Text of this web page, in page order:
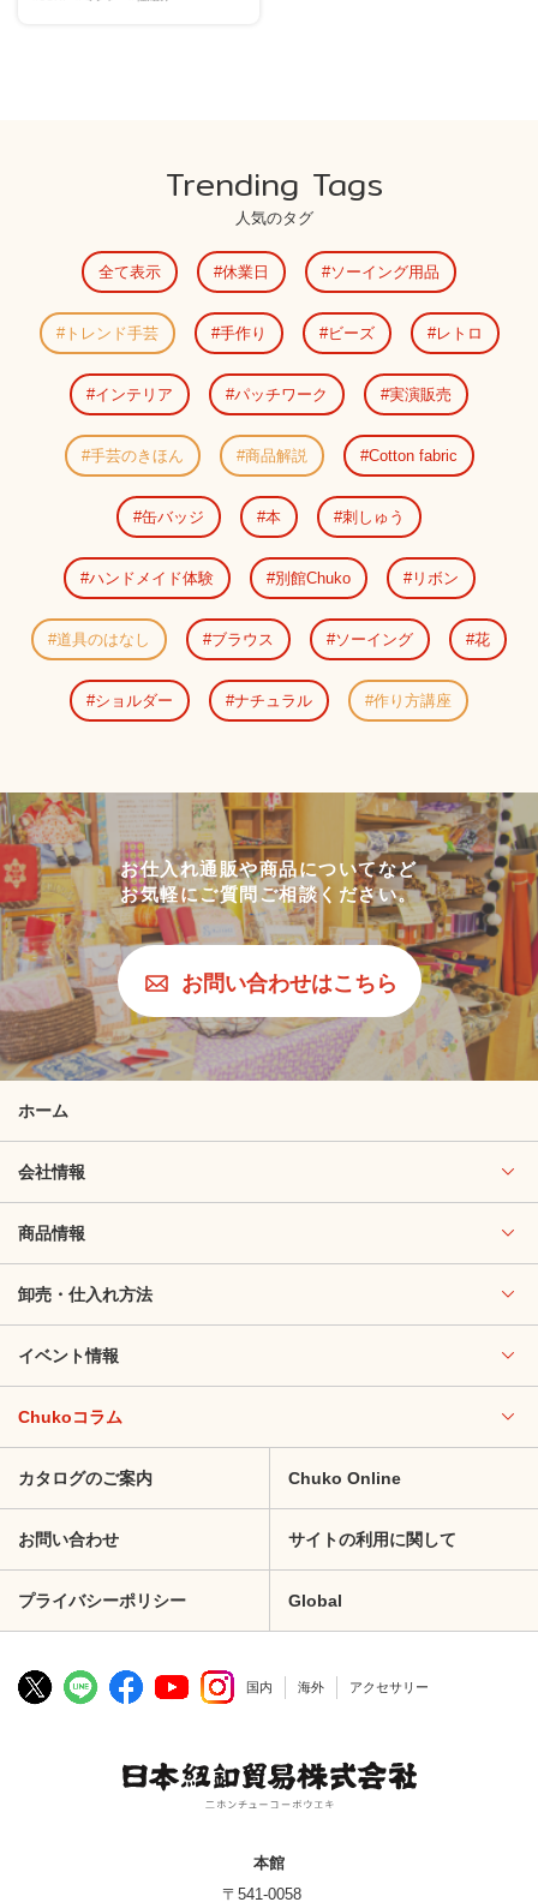
Trending Tags
人気のタグ
全て表示 休業日 ソーイング用品
トレンド手芸 手作り ビーズ レトロ
インテリア パッチワーク 実演販売
手芸のきほん 商品解説 Cotton fabric
缶バッジ 本 刺しゅう
ハンドメイド体験 別館Chuko リボン
道具のはなし ブラウス ソーイング 花
ショルダー ナチュラル 作り方講座
お仕入れ通販や商品についてなど
お気軽にご質問ご相談ください。
お問い合わせはこちら
ホーム
会社情報
商品情報
卸売・仕入れ方法
イベント情報
Chukoコラム
カタログのご案内 Chuko Online
お問い合わせ サイトの利用に関して
プライバシーポリシー Global
国内 海外 アクセサリー
本館
〒541-0058